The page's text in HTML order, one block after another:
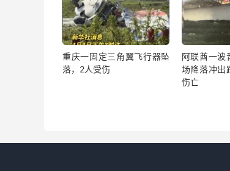
重庆一固定三角翼飞行器坠
落，2人受伤
阿联酋一波
场降落冲出
伤亡